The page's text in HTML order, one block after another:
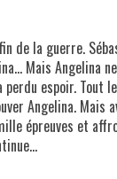
de la guerre.
Mais Angelina
perdu espoir. Tout
Angelina. Mais
épreuves et